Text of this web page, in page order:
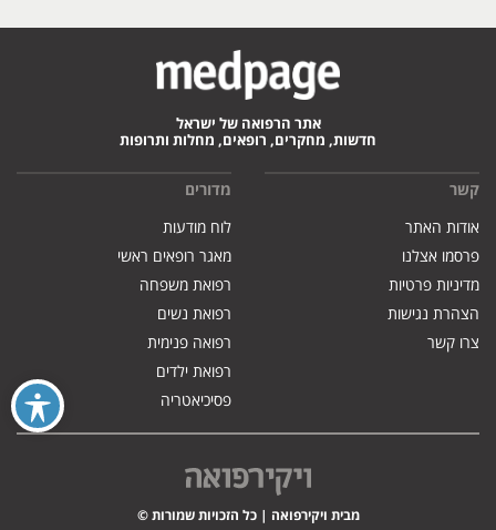
אתר הרפואה של ישראל
חדשות, מחקרים, רופאים, מחלות ותרופות
קשר
אודות האתר
פרסמו אצלנו
מדיניות פרטיות
הצהרת נגישות
צרו קשר
מדורים
לוח מודעות
מאגר רופאים ראשי
רפואת משפחה
רפואת נשים
רפואה פנימית
רפואת ילדים
פסיכיאטריה
מבית ויקירפואה | כל הזכויות שמורות ©